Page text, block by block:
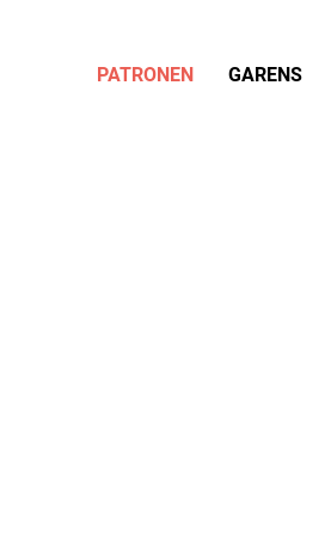
PATRONEN GARENS